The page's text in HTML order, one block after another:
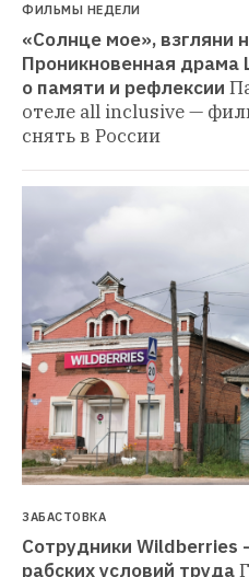
ФИЛЬМЫ НЕДЕЛИ
«Солнце мое», взгляни
Проникновенная
о памяти и рефлексии
отеле all inclusive —
снять в России
ЗАБАСТОВКА
Сотрудники Wildberries
рабских условий труда